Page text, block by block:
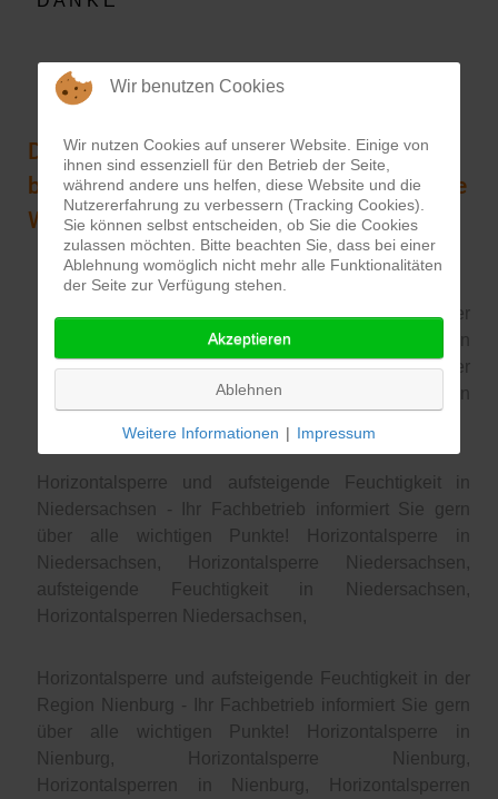
Die Horizontalsperre sperrt Bauteile -
beseitigt aufsteigende Feuchtigkeit, nasse
Wände und feuchte Mauern.
Horizontalsperre und aufsteigende Feuchtigkeit in der
Region Hannover - Ihr Fachbetrieb informiert Sie gern
über alle wichtigen Punkte! Horizontalsperre Keller
Hannover, Querschnittabdichtung in Wänden Region
Horizontalsperre und aufsteigende Feuchtigkeit in
Niedersachsen - Ihr Fachbetrieb informiert Sie gern
über alle wichtigen Punkte! Horizontalsperre in
Niedersachsen, Horizontalsperre Niedersachsen,
aufsteigende Feuchtigkeit in Niedersachsen,
Horizontalsperren Niedersachsen,
Horizontalsperre und aufsteigende Feuchtigkeit in der
Region Nienburg - Ihr Fachbetrieb informiert Sie gern
über alle wichtigen Punkte! Horizontalsperre in
Nienburg, Horizontalsperre Nienburg,
Horizontalsperren in Nienburg, Horizontalsperren
Wir benutzen Cookies
Wir nutzen Cookies auf unserer Website. Einige von
ihnen sind essenziell für den Betrieb der Seite,
während andere uns helfen, diese Website und die
Nutzererfahrung zu verbessern (Tracking Cookies).
Sie können selbst entscheiden, ob Sie die Cookies
zulassen möchten. Bitte beachten Sie, dass bei einer
Ablehnung womöglich nicht mehr alle Funktionalitäten
der Seite zur Verfügung stehen.
Akzeptieren
Ablehnen
Weitere Informationen | Impressum